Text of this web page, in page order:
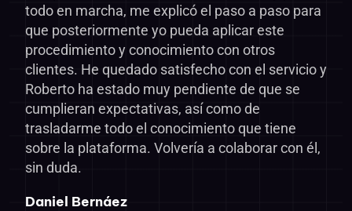
todo en marcha, me explicó el paso a paso para
que posteriormente yo pueda aplicar este
procedimiento y conocimiento con otros
clientes. He quedado satisfecho con el servicio y
Roberto ha estado muy pendiente de que se
cumplieran expectativas, así como de
trasladarme todo el conocimiento que tiene
sobre la plataforma. Volvería a colaborar con él,
sin duda.
Daniel Bernáez